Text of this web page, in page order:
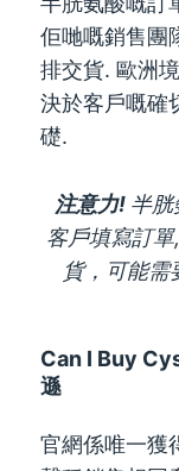
佢哋嘅銷售團
排交貨. 歐洲
決於客戶嘅確
礎.
注意力! 半胱
客戶填寫訂
貨，可能需
Can I Buy
遜
官網係唯一獲